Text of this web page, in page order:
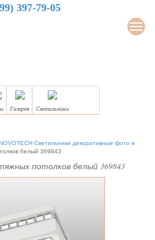
397-79-05
Галерея Светильники
Светильники декоративные фото и
белый 369843
потолков белый 369843